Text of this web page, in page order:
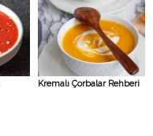
Kremalı Çorbalar Rehberi